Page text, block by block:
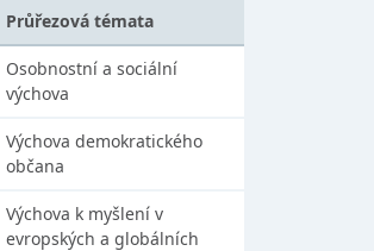
Průřezová témata
Osobnostní a sociální
výchova
Výchova demokratického
občana
Výchova k myšlení v
evropských a globálních